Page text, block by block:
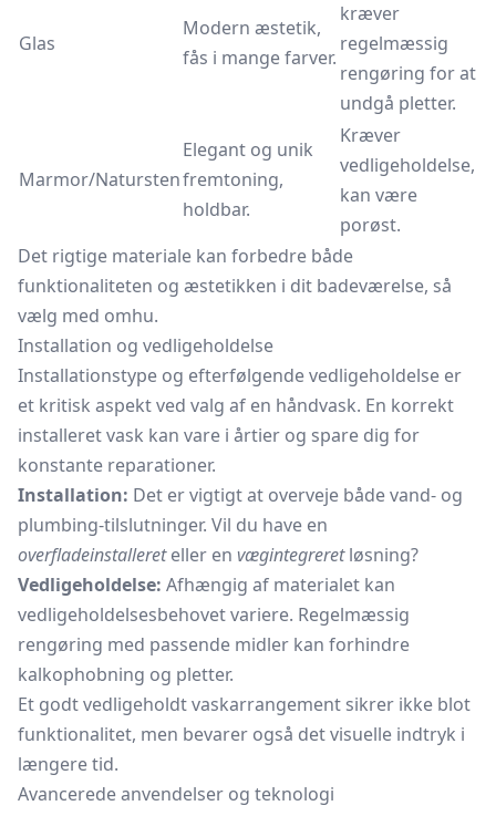
Glas
Modern æstetik,
fås i mange farver.
kræver
regelmæssig
rengøring for at
undgå pletter.
Marmor/Natursten
Elegant og unik
fremtoning,
holdbar.
Kræver
vedligeholdelse,
kan være
porøst.
Det rigtige materiale kan forbedre både
funktionaliteten og æstetikken i dit badeværelse, så
vælg med omhu.
Installation og vedligeholdelse
Installationstype og efterfølgende vedligeholdelse er
et kritisk aspekt ved valg af en håndvask. En korrekt
installeret vask kan vare i årtier og spare dig for
konstante reparationer.
Installation: Det er vigtigt at overveje både vand- og
plumbing-tilslutninger. Vil du have en
overfladeinstallereteller en vægintegreretløsning?
Vedligeholdelse: Afhængig af materialet kan
vedligeholdelsesbehovet variere. Regelmæssig
rengøring med passende midler kan forhindre
kalkophobning og pletter.
Et godt vedligeholdt vaskarrangement sikrer ikke blot
funktionalitet, men bevarer også det visuelle indtryk i
længere tid.
Avancerede anvendelser og teknologi